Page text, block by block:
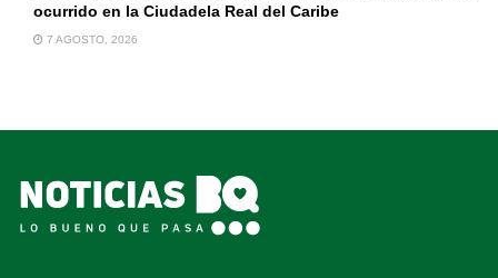
ocurrido en la Ciudadela Real del Caribe
7 AGOSTO, 2026